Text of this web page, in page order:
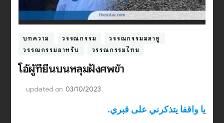
บทความ วรรณกรรม
วรรณกรรมมลายู
วรรณกรรมอาหรับ
วรรณกรรมไทย
โอ้ผู้ที่ยืนบนหลุมฝังศพข้า
updated on 03/10/2023
.يا واقفا يتذكرني على قبري